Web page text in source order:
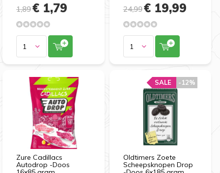
1,89€ 1,79 24,99€ 19,99
Zure Cadillacs
Autodrop -Doos
Oldtimers Zoete
Scheepsknopen Drop
-12%
SALE -12%
SALE